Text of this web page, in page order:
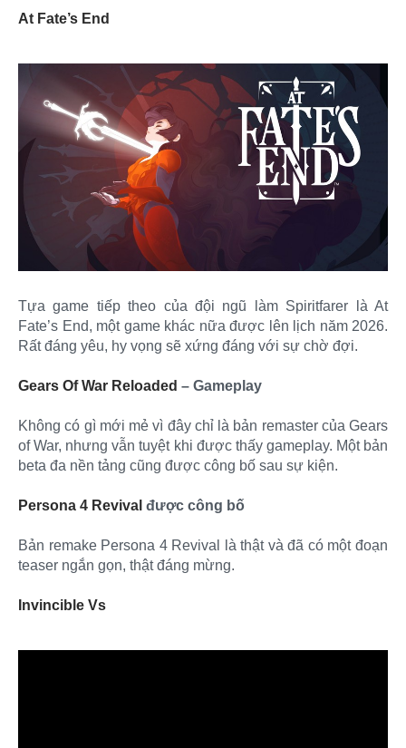
At Fate’s End
Tựa game tiếp theo của đội ngũ làm Spiritfarer là At
Fate’s End, một game khác nữa được lên lịch năm 2026.
Rất đáng yêu, hy vọng sẽ xứng đáng với sự chờ đợi.
Gears Of War Reloaded – Gameplay
Không có gì mới mẻ vì đây chỉ là bản remaster của Gears
of War, nhưng vẫn tuyệt khi được thấy gameplay. Một bản
beta đa nền tảng cũng được công bố sau sự kiện.
Persona 4 Revival được công bố
Bản remake Persona 4 Revival là thật và đã có một đoạn
teaser ngắn gọn, thật đáng mừng.
Invincible Vs